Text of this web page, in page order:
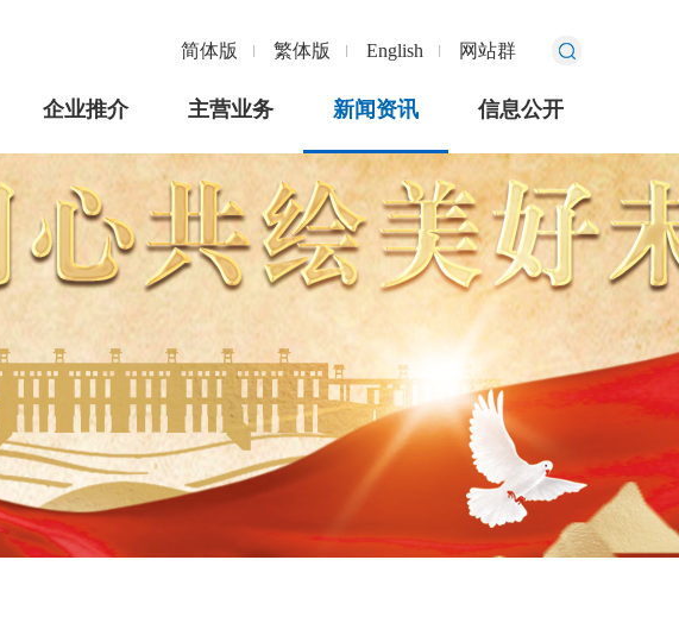
简体版 繁体版 English 网站群
企业推介 主营业务 新闻资讯 信息公开